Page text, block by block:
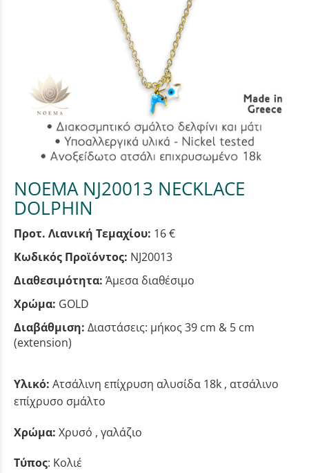
NOEMA NJ20013 NECKLACE
DOLPHIN
Προτ. Λιανική Τεμαχίου: 16 €
Κωδικός Προϊόντος: NJ20013
Διαθεσιμότητα: Άμεσα διαθέσιμο
Χρώμα: GOLD
Διαβάθμιση: Διαστάσεις: μήκος 39 cm & 5 cm
(extension)
Υλικό: Ατσάλινη επίχρυση αλυσίδα 18k , ατσάλινο
επίχρυσο σμάλτο
Χρώμα: Χρυσό , γαλάζιο
Τύπος: Κολιέ